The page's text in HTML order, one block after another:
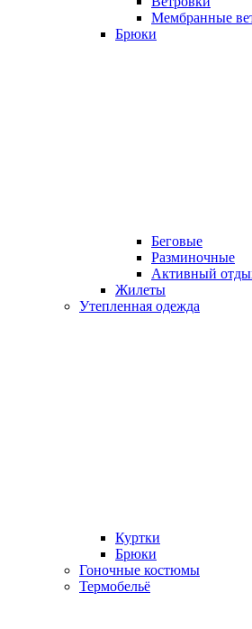
Мембранные
Брюки
Беговые
Разминочные
Активный
Жилеты
Утепленная одежда
Куртки
Брюки
Гоночные костюмы
Термобельё